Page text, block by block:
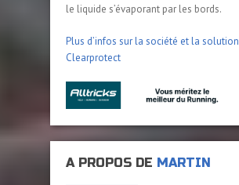
le liquide s’évaporant par les bords.
Plus d’infos sur la société et la solution
Clearprotect
A PROPOS DE MARTIN